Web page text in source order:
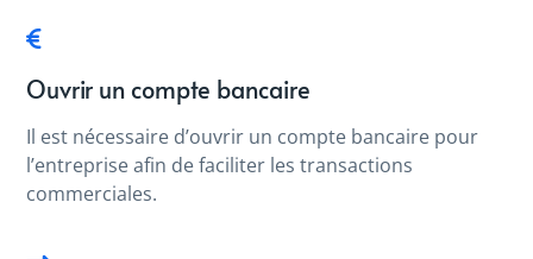
Ouvrir un compte bancaire
Il est nécessaire d’ouvrir un compte bancaire pour
l’entreprise afin de faciliter les transactions
commerciales.